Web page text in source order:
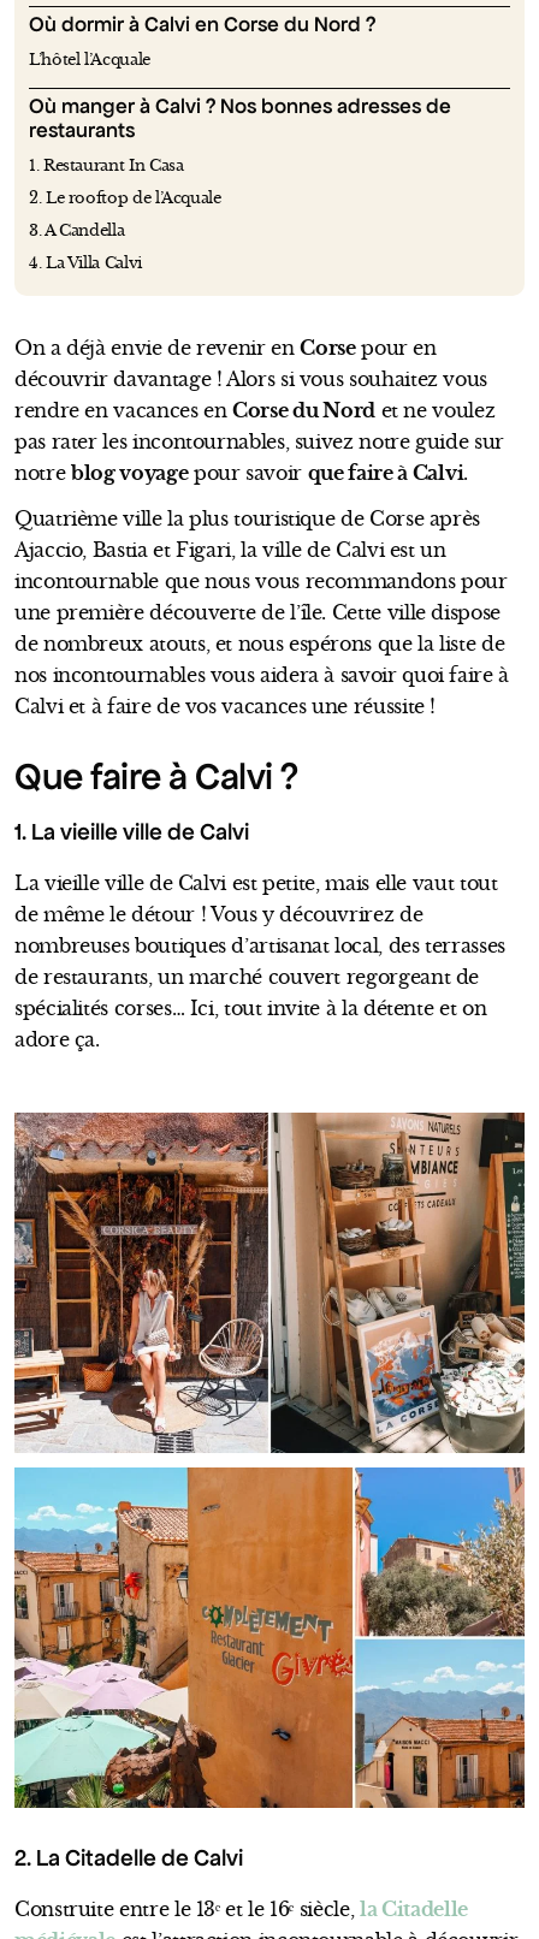
Où dormir à Calvi en Corse du Nord ?
L’hôtel l’Acquale
Où manger à Calvi ? Nos bonnes adresses de
restaurants
1. Restaurant In Casa
2. Le rooftop de l’Acquale
3. A Candella
4. La Villa Calvi
On a déjà envie de revenir enCorsepour en
découvrir davantage ! Alors si vous souhaitez vous
rendre en vacances enCorse du Nordet ne voulez
pas rater les incontournables, suivez notre guide sur
notre blog voyagepour savoir que faire à Calvi.
Quatrième ville la plus touristique de Corse après
Ajaccio, Bastia et Figari, la ville de Calvi est un
incontournable que nous vous recommandons pour
une première découverte de l’île. Cette ville dispose
de nombreux atouts, et nous espérons que la liste de
nos incontournables vous aidera à savoir quoi faire à
Calvi et à faire de vos vacances une réussite !
Que faire à Calvi ?
1. La vieille ville de Calvi
La vieille ville de Calvi est petite, mais elle vaut tout
de même le détour ! Vous y découvrirez de
nombreuses boutiques d’artisanat local, des terrasses
de restaurants, un marché couvert regorgeant de
spécialités corses… Ici, tout invite à la détente et on
adore ça.
2. La Citadelle de Calvi
Construite entre le 13ᵉ et le 16ᵉ siècle, la Citadelle